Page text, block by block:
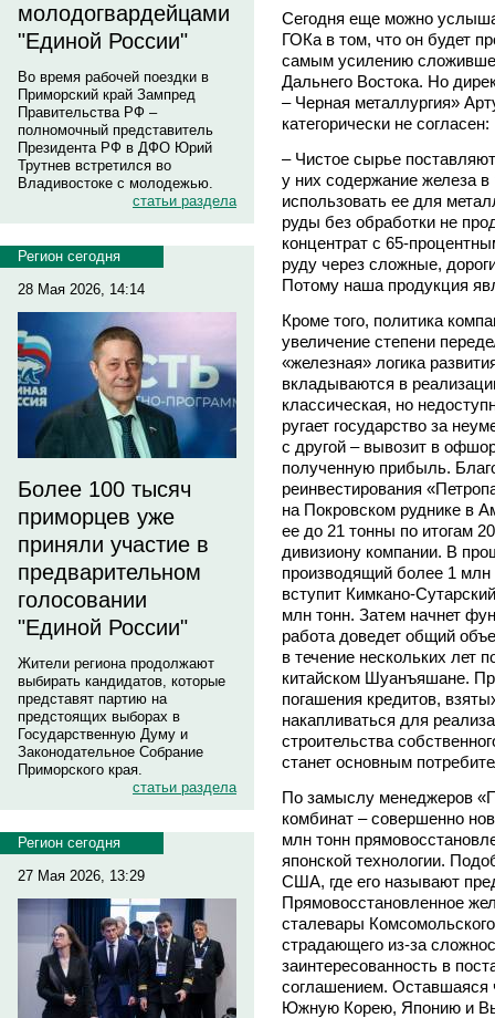
молодогвардейцами
"Единой России"
Во время рабочей поездки в
Приморский край Зампред
Правительства РФ –
полномочный представитель
Президента РФ в ДФО Юрий
Трутнев встретился во
Владивостоке с молодежью.
статьи раздела
Регион сегодня
28 Мая 2026, 14:14
Более 100 тысяч
приморцев уже
приняли участие в
предварительном
голосовании
"Единой России"
Жители региона продолжают
выбирать кандидатов, которые
представят партию на
предстоящих выборах в
Государственную Думу и
Законодательное Собрание
Приморского края.
статьи раздела
Регион сегодня
27 Мая 2026, 13:29
Сегодня еще можно
ГОКа в том, что он будет
самым усилению
Дальнего Востока. Но
– Черная металлургия»
категорически не согласен:
– Чистое сырье
у них содержание железа в
использовать ее для
руды без обработки не
концентрат с 65-
руду через сложные,
Потому наша продукция
Кроме того, политика
увеличение степени
«железная» логика
вкладываются в
классическая, но
ругает государство за
с другой – вывозит в
полученную прибыль.
реинвестирования
на Покровском руднике в
ее до 21 тонны по итогам
дивизиону компании. В
производящий более 1 млн
вступит Кимкано-
млн тонн. Затем начнет
работа доведет общий
в течение нескольких лет
китайском Шуанъяшане.
погашения кредитов,
накапливаться для
строительства
станет основным
По замыслу менеджеров
комбинат – совершенно
млн тонн
японской технологии.
США, где его называют
Прямовосстановленное
сталевары
страдающего из-за
заинтересованность в
соглашением. Оставшаяся
Южную Корею, Японию и